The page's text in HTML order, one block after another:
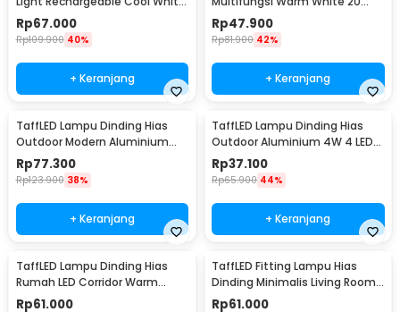
2.2W - Y-975
Rp67.000
Rp109.900 40%
+ Keranjang
Lumens 1W 3 PCS - YJ-904
Rp47.900
Rp81.900 42%
+ Keranjang
TaffLED Lampu Dinding Hias
Outdoor Modern Aluminium
6W Warm White - MSL022
Rp77.300
Rp123.900 38%
+ Keranjang
TaffLED Lampu Dinding Hias
Outdoor Aluminium 4W 4 LED
Warm White - B053
Rp37.100
Rp65.900 44%
+ Keranjang
TaffLED Lampu Dinding Hias
Rumah LED Corridor Warm
White 3000K 6W 29cm - F0011
Rp61.000
TaffLED Fitting Lampu Hias
Dinding Minimalis Living Room
Light E27 - F215
Rp61.000